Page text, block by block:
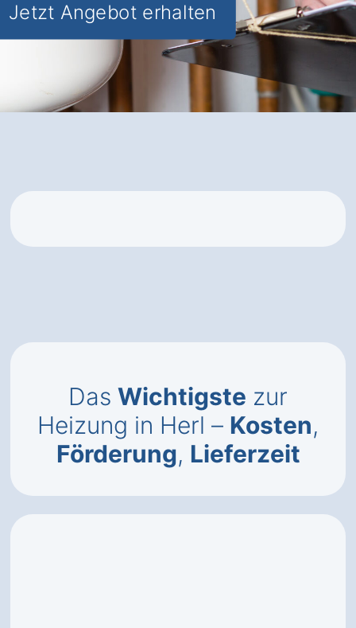
Jetzt Angebot erhalten
Das Wichtigste zur
Heizung in Herl – Kosten,
Förderung, Lieferzeit